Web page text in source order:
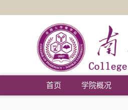
首页 学院概况